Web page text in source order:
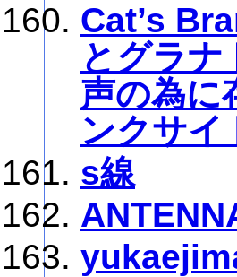
Cat’s
とグラ
声の為に
ンクサイ
s線